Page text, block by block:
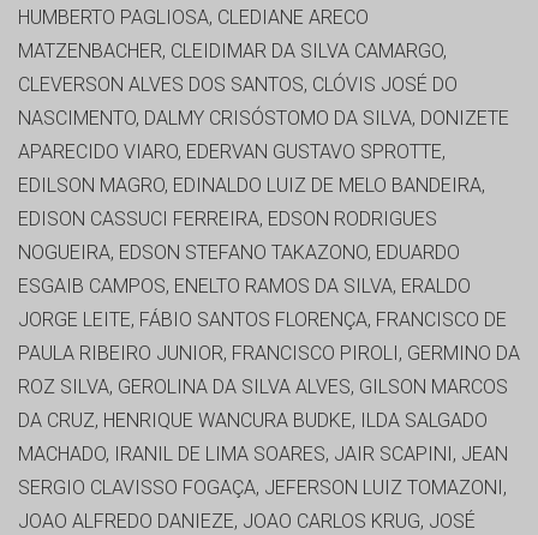
HUMBERTO PAGLIOSA, CLEDIANE ARECO
MATZENBACHER, CLEIDIMAR DA SILVA CAMARGO,
CLEVERSON ALVES DOS SANTOS, CLÓVIS JOSÉ DO
NASCIMENTO, DALMY CRISÓSTOMO DA SILVA, DONIZETE
APARECIDO VIARO, EDERVAN GUSTAVO SPROTTE,
EDILSON MAGRO, EDINALDO LUIZ DE MELO BANDEIRA,
EDISON CASSUCI FERREIRA, EDSON RODRIGUES
NOGUEIRA, EDSON STEFANO TAKAZONO, EDUARDO
ESGAIB CAMPOS, ENELTO RAMOS DA SILVA, ERALDO
JORGE LEITE, FÁBIO SANTOS FLORENÇA, FRANCISCO DE
PAULA RIBEIRO JUNIOR, FRANCISCO PIROLI, GERMINO DA
ROZ SILVA, GEROLINA DA SILVA ALVES, GILSON MARCOS
DA CRUZ, HENRIQUE WANCURA BUDKE, ILDA SALGADO
MACHADO, IRANIL DE LIMA SOARES, JAIR SCAPINI, JEAN
SERGIO CLAVISSO FOGAÇA, JEFERSON LUIZ TOMAZONI,
JOAO ALFREDO DANIEZE, JOAO CARLOS KRUG, JOSÉ